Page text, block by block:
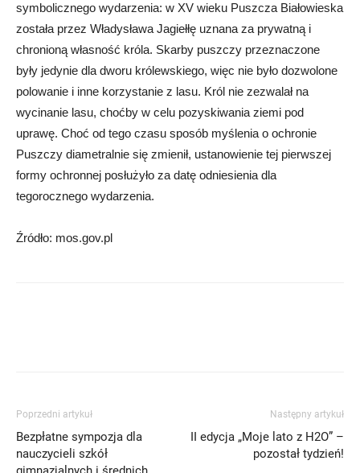
symbolicznego wydarzenia: w XV wieku Puszcza Białowieska
została przez Władysława Jagiełłę uznana za prywatną i
chronioną własność króla. Skarby puszczy przeznaczone
były jedynie dla dworu królewskiego, więc nie było dozwolone
polowanie i inne korzystanie z lasu. Król nie zezwalał na
wycinanie lasu, choćby w celu pozyskiwania ziemi pod
uprawę. Choć od tego czasu sposób myślenia o ochronie
Puszczy diametralnie się zmienił, ustanowienie tej pierwszej
formy ochronnej posłużyło za datę odniesienia dla
tegorocznego wydarzenia.
Źródło: mos.gov.pl
Poprzedni artykuł
Bezpłatne sympozja dla
nauczycieli szkół
Następny artykuł
II edycja „Moje lato z H2O” –
pozostał tydzień!